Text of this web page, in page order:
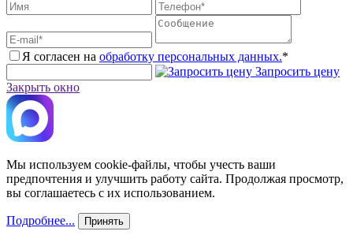
Я согласен на обработку персональных данных.*
Запросить цену
Закрыть окно
Мы используем cookie-файлы, чтобы учесть ваши
предпочтения и улучшить работу сайта. Продолжая просмотр,
вы соглашаетесь с их использованием.
Подробнее... Принять